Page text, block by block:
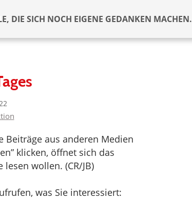
DIE SICH NOCH EIGENE GEDANKEN MACHEN.
Beiträge aus anderen Medien
klicken, öffnet sich das
wollen. (CR/JB)
was Sie interessiert: